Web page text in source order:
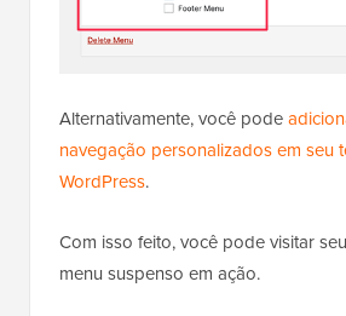
Alternativamente, você pode
navegação personalizados em seu
WordPress.
Com isso feito, você pode visitar
menu suspenso em ação.